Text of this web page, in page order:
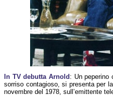
In TV debutta Arnold : Un peperino
sorriso contagioso, si presenta per
novembre del 1978, sull’emittente